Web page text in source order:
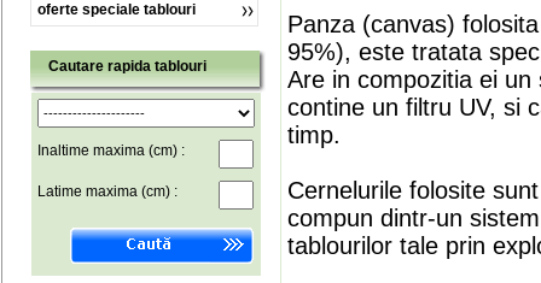
oferte speciale tablouri
Cautare rapida tablouri
Inaltime maxima (cm) :
Latime maxima (cm) :
Panza (canvas)
95%), este tratata
Are in compozitia ei
contine un filtru UV, si
timp.
Cernelurile folosite
compun dintr-un
tablourilor tale prin